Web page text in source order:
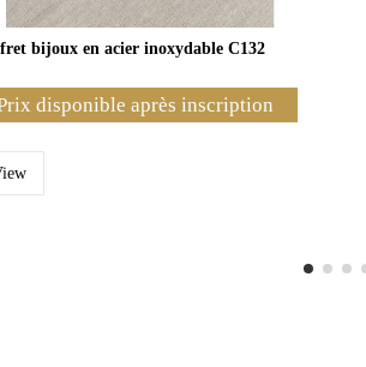
bijoux en acier inoxydable C132
disponible après inscription